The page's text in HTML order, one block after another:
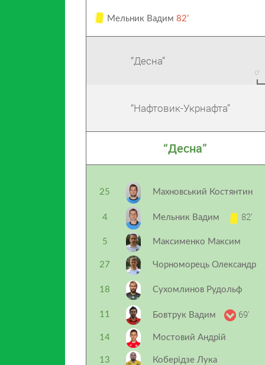
Мельник Вадим 82’
“Десна”
“Нафтовик-Укрнафта”
“Десна”
25 Махновський Костянтин
4 Мельник Вадим 82’
5 Максименко Максим
27 Чорноморець Олександр
18 Сухомлинов Рудольф
11 Бовтрук Вадим 69’
14 Мостовий Андрій
13 Коберідзе Лука